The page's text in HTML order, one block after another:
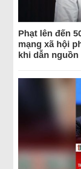
Phạt lên đến
mạng xã hội
khi dẫn